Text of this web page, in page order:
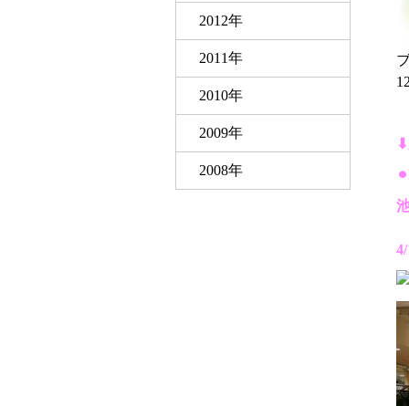
2012年
2011年
2010年
2009年
2008年